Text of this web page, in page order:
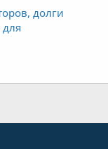
долги